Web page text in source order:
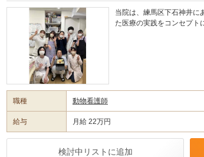
当院は、練馬区下石神井に
た医療の実践をコンセプト
職種 動物看護師
給与 月給 22万円
検討中リストに追加